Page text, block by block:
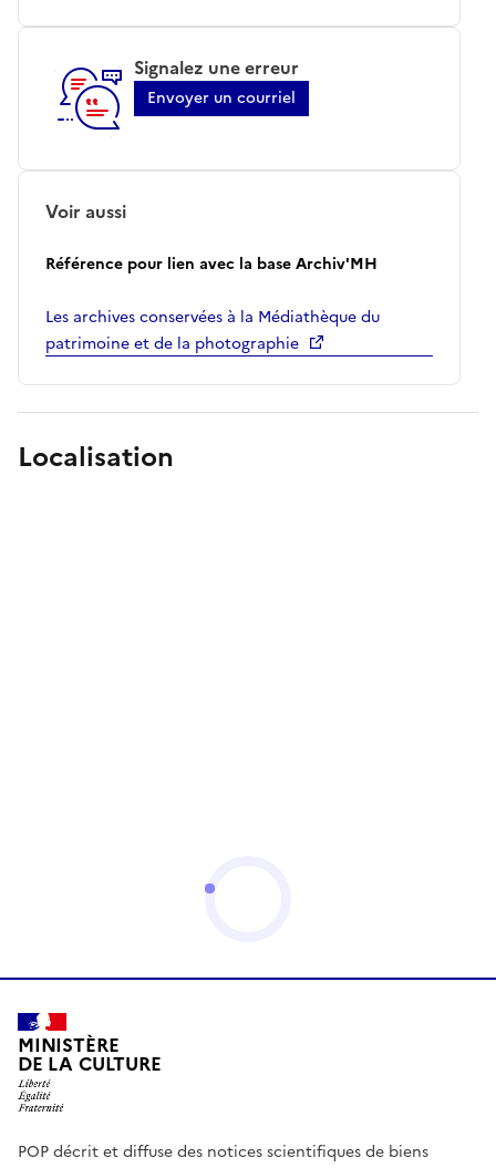
Signalez une erreur
Envoyer un courriel
Voir aussi
Référence pour lien avec la base Archiv'MH
Les archives conservées à la Médiathèque du
patrimoine et de la photographie
Localisation
MINISTÈRE
DE LA CULTURE
POP décrit et diffuse des notices scientifiques de biens